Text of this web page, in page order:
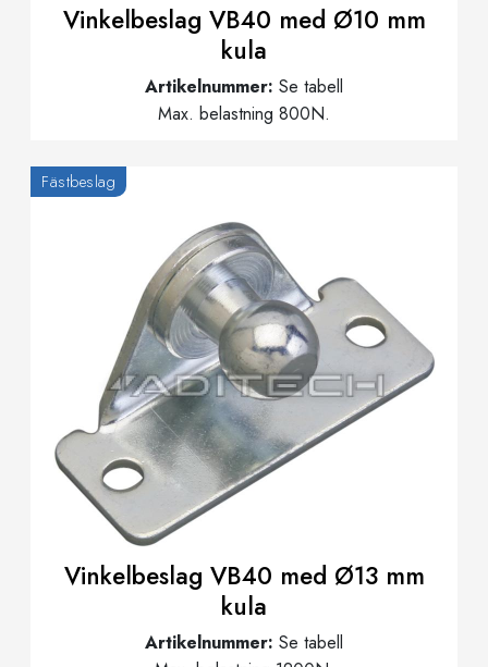
Vinkelbeslag VB40 med Ø10 mm
kula
Artikelnummer: Se tabell
Max. belastning 800N.
Fästbeslag
Vinkelbeslag VB40 med Ø13 mm
kula
Artikelnummer: Se tabell